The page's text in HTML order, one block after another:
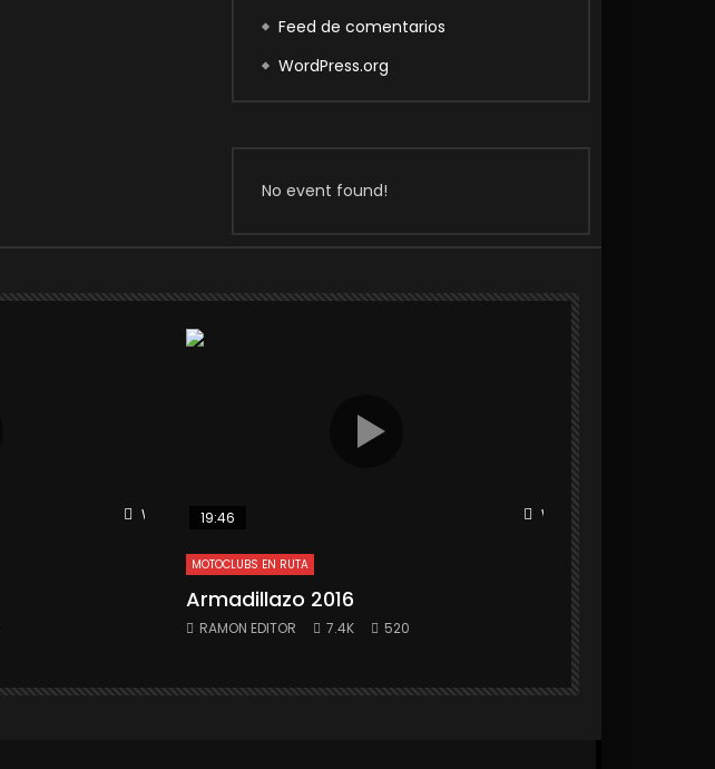
Feed de comentarios
WordPress.org
No event found!
Watch Later Watch Later
19:46
MOTOCLUBS EN RUTA
Armadillazo 2016
RAMON EDITOR 7.4K 520